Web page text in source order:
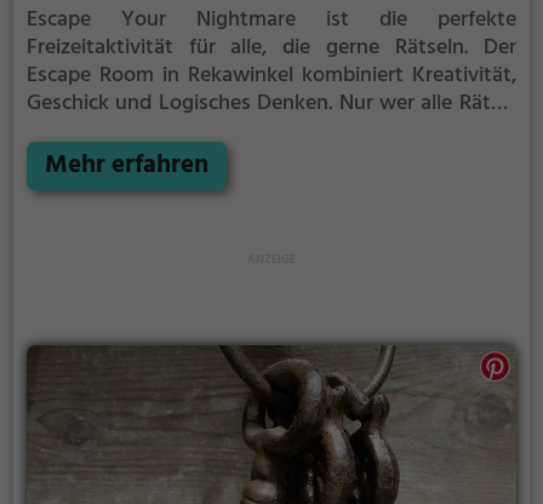
Escape Your Nightmare ist die perfekte
Freizeitaktivität für alle, die gerne Rätseln. Der
Escape Room in Rekawinkel kombiniert Kreativität,
Geschick und Logisches Denken. Nur wer alle Rätsel
als Team könnt ihr gewinnen. Im Escape Room ist für
Einzelkämpfer kein Platz. Nur wer als Gruppe
Mehr erfahren